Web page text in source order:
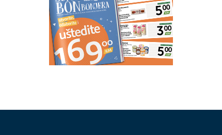
Luda torta bez mlijeka i jaja: Kremasta poslastica
bez pečenja koja osvaja na prvi zalogaj
VJERUJE SE DA DONOSI ZDRAVLJE I
MIRNa Svetu Petku Trnovu žene
ostavljaju kućne poslove po strani